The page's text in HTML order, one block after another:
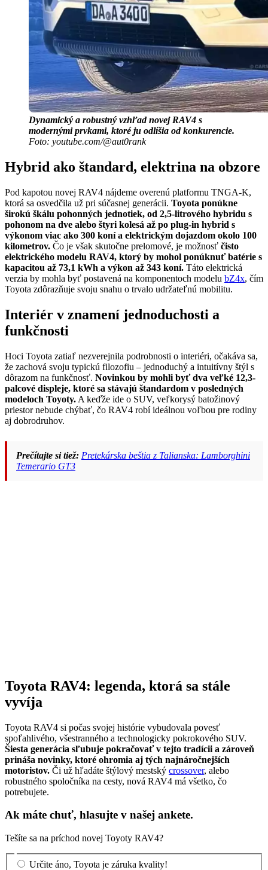
Dynamický a robustný vzhľad novej RAV4 s
modernými prvkami, ktoré ju odlíšia od konkurencie.
Foto: youtube.com/@aut0rank
Hybrid ako štandard, elektrina na obzore
Pod kapotou novej RAV4 nájdeme overenú platformu TNGA-K,
ktorá sa osvedčila už pri súčasnej generácii. Toyota ponúkne
širokú škálu pohonných jednotiek, od 2,5-litrového hybridu s
pohonom na dve alebo štyri kolesá až po plug-in hybrid s
výkonom viac ako 300 koní a elektrickým dojazdom okolo 100
kilometrov. Čo je však skutočne prelomové, je možnosť čisto
elektrického modelu RAV4, ktorý by mohol ponúknuť batérie s
kapacitou až 73,1 kWh a výkon až 343 koní. Táto elektrická
verzia by mohla byť postavená na komponentoch modelu bZ4x, čím
Toyota zdôrazňuje svoju snahu o trvalo udržateľnú mobilitu.
Interiér v znamení jednoduchosti a
funkčnosti
Hoci Toyota zatiaľ nezverejnila podrobnosti o interiéri, očakáva sa,
že zachová svoju typickú filozofiu – jednoduchý a intuitívny štýl s
dôrazom na funkčnosť. Novinkou by mohli byť dva veľké 12,3-
palcové displeje, ktoré sa stávajú štandardom v posledných
modeloch Toyoty. A keďže ide o SUV, veľkorysý batožinový
priestor nebude chýbať, čo RAV4 robí ideálnou voľbou pre rodiny
aj dobrodruhov.
Prečítajte si tiež: Pretekárska beštia z Talianska: Lamborghini
Temerario GT3
Toyota RAV4: legenda, ktorá sa stále
vyvíja
Toyota RAV4 si počas svojej histórie vybudovala povesť
spoľahlivého, všestranného a technologicky pokrokového SUV.
Šiesta generácia sľubuje pokračovať v tejto tradícii a zároveň
prináša novinky, ktoré ohromia aj tých najnáročnejších
motoristov. Či už hľadáte štýlový mestský crossover, alebo
robustného spoločníka na cesty, nová RAV4 má všetko, čo
potrebujete.
Ak máte chuť, hlasujte v našej ankete.
Tešíte sa na príchod novej Toyoty RAV4?
Určite áno, Toyota je záruka kvality!